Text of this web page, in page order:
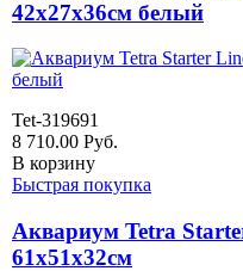
42x27x36см белый
Tet-319691
8 710.00 Руб.
В корзину
Быстрая покупка
Аквариум Tetra
61x51x32см